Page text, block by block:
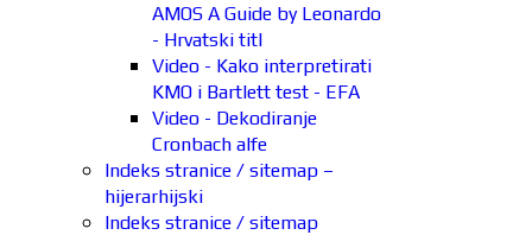
AMOS A Guide by Leonardo
- Hrvatski titl
Video - Kako interpretirati
KMO i Bartlett test - EFA
Video - Dekodiranje
Cronbach alfe
Indeks stranice / sitemap –
hijerarhijski
Indeks stranice / sitemap